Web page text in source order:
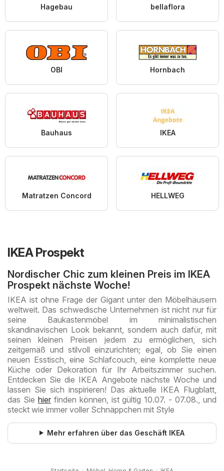
Hagebau bellaflora
OBI Hornbach
Bauhaus IKEA
Matratzen Concord HELLWEG
IKEA Prospekt
Nordischer Chic zum kleinen Preis im IKEA
Prospekt nächste Woche!
IKEA ist ohne Frage der Gigant unter den Möbelhäusern
weltweit. Das schwedische Unternehmen ist nicht nur für
seine Baukastenmöbel im minimalistischen
skandinavischen Look bekannt, sondern auch dafür, mit
seinen kleinen Preisen jedem zu ermöglichen, sich
zeitgemäß und stilvoll einzurichten; egal, ob Sie einen
neuen Esstisch, eine Schlafcouch, eine komplette neue
Küche oder Dekoration für Ihr Arbeitszimmer suchen.
Entdecken Sie die IKEA Angebote nächste Woche und
lassen Sie sich inspirieren! Das aktuelle IKEA Flugblatt,
das Sie hierfinden können, ist gültig 10.07. - 07.08., und
steckt wie immer voller Schnäppchen mit Style
Mehr erfahren über das Geschäft IKEA